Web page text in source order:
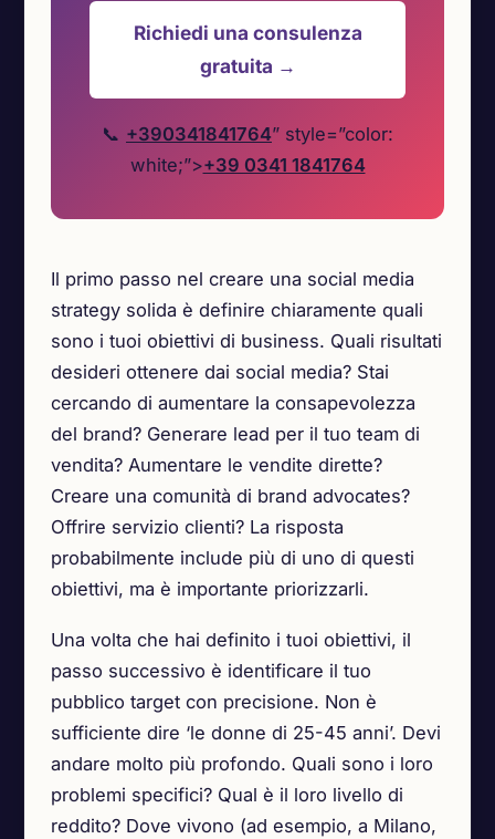
Richiedi una consulenza
gratuita →
📞 +390341841764” style=”color:
white;”>+39 0341 1841764
Il primo passo nel creare una social media
strategy solida è definire chiaramente quali
sono i tuoi obiettivi di business. Quali risultati
desideri ottenere dai social media? Stai
cercando di aumentare la consapevolezza
del brand? Generare lead per il tuo team di
vendita? Aumentare le vendite dirette?
Creare una comunità di brand advocates?
Offrire servizio clienti? La risposta
probabilmente include più di uno di questi
obiettivi, ma è importante priorizzarli.
Una volta che hai definito i tuoi obiettivi, il
passo successivo è identificare il tuo
pubblico target con precisione. Non è
sufficiente dire ‘le donne di 25-45 anni’. Devi
andare molto più profondo. Quali sono i loro
problemi specifici? Qual è il loro livello di
reddito? Dove vivono (ad esempio, a Milano,